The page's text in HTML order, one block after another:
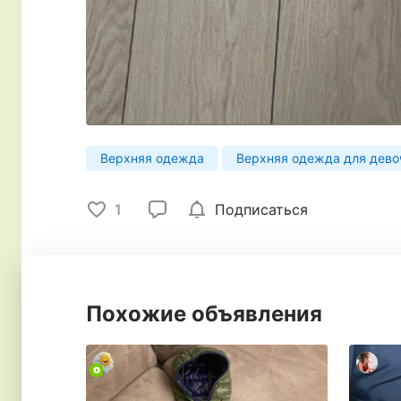
Верхняя одежда Верхняя одежда для
1 Подписаться
Похожие объявления